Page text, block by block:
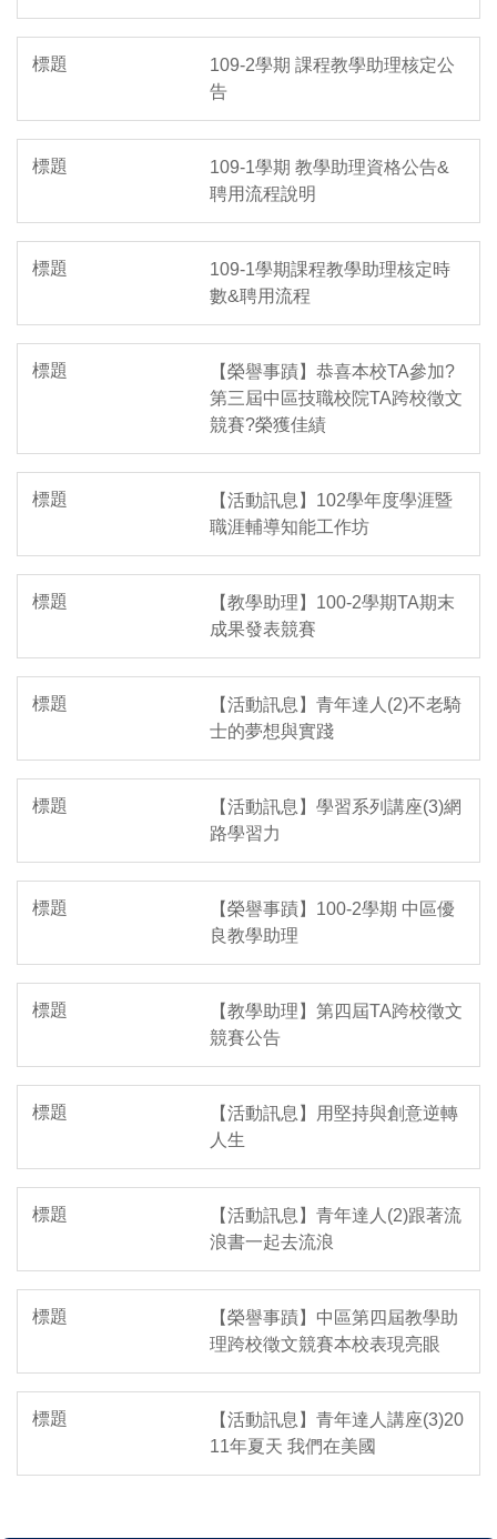
109-2學期 課程教學助理核定公
告
109-1學期 教學助理資格公告&
聘用流程說明
109-1學期課程教學助理核定時
數&聘用流程
【榮譽事蹟】恭喜本校TA參加?
第三屆中區技職校院TA跨校徵文
競賽?榮獲佳績
【活動訊息】102學年度學涯暨
職涯輔導知能工作坊
【教學助理】100-2學期TA期末
成果發表競賽
【活動訊息】青年達人(2)不老騎
士的夢想與實踐
【活動訊息】學習系列講座(3)網
路學習力
【榮譽事蹟】100-2學期 中區優
良教學助理
【教學助理】第四屆TA跨校徵文
競賽公告
【活動訊息】用堅持與創意逆轉
人生
【活動訊息】青年達人(2)跟著流
浪書一起去流浪
【榮譽事蹟】中區第四屆教學助
理跨校徵文競賽本校表現亮眼
【活動訊息】青年達人講座(3)20
11年夏天 我們在美國